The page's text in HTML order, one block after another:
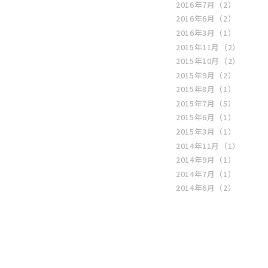
2016年7月 （2）
2016年6月 （2）
2016年3月 （1）
2015年11月
（2）
2015年10月
（2）
2015年9月 （2）
2015年8月 （1）
2015年7月 （5）
2015年6月 （1）
2015年3月 （1）
2014年11月
（1）
2014年9月 （1）
2014年7月 （1）
2014年6月 （2）